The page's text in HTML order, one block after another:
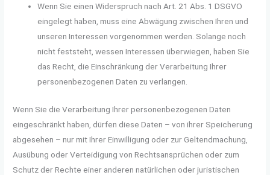
Wenn Sie einen Widerspruch nach Art. 21 Abs. 1 DSGVO
eingelegt haben, muss eine Abwägung zwischen Ihren und
unseren Interessen vorgenommen werden. Solange noch
nicht feststeht, wessen Interessen überwiegen, haben Sie
das Recht, die Einschränkung der Verarbeitung Ihrer
personenbezogenen Daten zu verlangen.
Wenn Sie die Verarbeitung Ihrer personenbezogenen Daten
eingeschränkt haben, dürfen diese Daten – von ihrer Speicherung
abgesehen – nur mit Ihrer Einwilligung oder zur Geltendmachung,
Ausübung oder Verteidigung von Rechtsansprüchen oder zum
Schutz der Rechte einer anderen natürlichen oder juristischen